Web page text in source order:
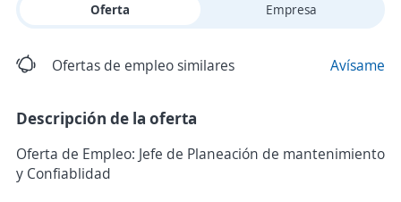
Oferta Empresa
Ofertas de empleo similares Avísame
Descripción de la oferta
Oferta de Empleo: Jefe de Planeación de mantenimiento
y Confiablidad